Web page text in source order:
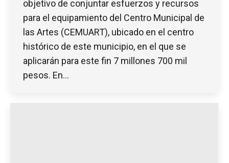
objetivo de conjuntar esfuerzos y recursos
para el equipamiento del Centro Municipal de
las Artes (CEMUART), ubicado en el centro
histórico de este municipio, en el que se
aplicarán para este fin 7 millones 700 mil
pesos. En…